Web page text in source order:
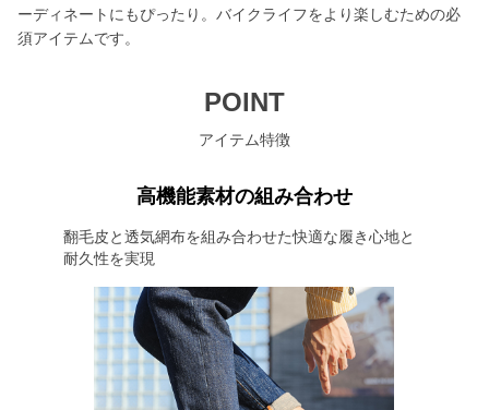
ーディネートにもぴったり。バイクライフをより楽しむための必
須アイテムです。
POINT
アイテム特徴
高機能素材の組み合わせ
翻毛皮と透気網布を組み合わせた快適な履き心地と
耐久性を実現